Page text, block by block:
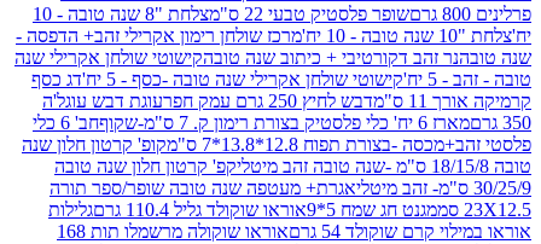
שופר פלסטיק טבעי 22 ס"מ
צלחת "8 שנה טובה - 10
מרכז שולחן רימון אקרילי זהב+ הדפסה -
זהב דקורטיבי + כיתוב שנה טובהקישוטי שולחן אקרילי שנה
קישוטי שולחן אקרילי שנה טובה -כסף - 5 יח'
דג כסף
ס"מ
דבש לחיץ 250 גרם עמק חפר
עוגת דבש עוגל'ה
בצורת רימון ק. 7 ס"מ-שקוף
חב' 6 כלי
-בצורת תפוח 12.8*13.8*7 ס"מ
קופ' קרטון חלון שנה
קפ' קרטון חלון שנה טובה
אגרת+ מעטפה שנה טובה שופר/ספר תורה
מגנט חג שמח 5*9
אוראו שוקולד גליל 110.4 גרם
גלילות
קרם שוקולד 54 גרם
אוראו שוקולה מרשמלו תות 168